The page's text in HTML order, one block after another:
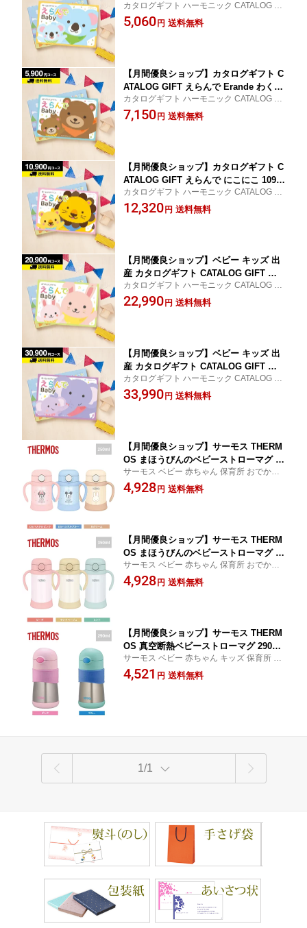
らんで Erande きらきら 3900円コース
｜カタログギフト 出産内祝い お祝い ベ
カタログギフト ハーモニック CATALOG GI
FT 出産内祝い 内祝い お祝い 誕生お祝い カ
タログギフト 送料無料
5,060 円 送料無料
【月間優良ショップ】カタログギフト C
ATALOG GIFT えらんで Erande わくわ
く 5900円コース 出産 出産お祝い 出産
御祝 かわいい ギフトカタログ お得 赤
カタログギフト ハーモニック CATALOG GI
FT 出産内祝い 内祝い お祝い 誕生お祝い カ
タログギフト 送料無料
7,150 円 送料無料
【月間優良ショップ】カタログギフト C
ATALOG GIFT えらんで にこにこ 1090
0円コース (出産内祝い お祝い ベビー ギ
フトカタログ 内祝い) 出産 出産お祝い
カタログギフト ハーモニック CATALOG GI
FT 出産内祝い 内祝い お祝い 誕生お祝い カ
タログギフト 送料無料
12,320 円 送料無料
【月間優良ショップ】ベビー キッズ 出
産 カタログギフト CATALOG GIFT え
らんで Erande ふわふわ 20900円コース
｜カタログギフト 出産 出産お祝い 出産
カタログギフト ハーモニック CATALOG GI
FT 出産内祝い 内祝い お祝い 誕生お祝い カ
タログギフト 送料無料もあり
22,990 円 送料無料
【月間優良ショップ】ベビー キッズ 出
産 カタログギフト CATALOG GIFT え
らんで Erande すやすや 30900円コース
｜カタログギフト 出産内祝い お祝い ベ
カタログギフト ハーモニック CATALOG GI
FT 出産内祝い 内祝い お祝い 誕生お祝い カ
タログギフト 送料無料もあり
33,990 円 送料無料
【月間優良ショップ】サーモス THERM
OS まほうびんのベビーストローマグ 25
0ml (FJT-250)＜DSパステルピンク/DS
パステルブルー/Bクリーム＞
サーモス ベビー 赤ちゃん 保育所 おでかけ
保冷
4,928 円 送料無料
【月間優良ショップ】サーモス THERM
OS まほうびんのベビーストローマグ 35
0ml (FJT-350)＜ピーチ/サンドベージュ/
ミント＞
サーモス ベビー 赤ちゃん 保育所 おでかけ
保冷
4,928 円 送料無料
【月間優良ショップ】サーモス THERM
OS 真空断熱ベビーストローマグ 290ml
(FFH-290ST)＜ピンク/ブルー＞
サーモス ベビー 赤ちゃん キッズ 保育所 お
でかけ 保冷
4,521 円 送料無料
1/1